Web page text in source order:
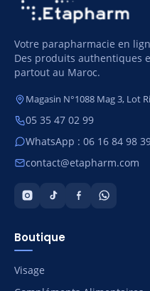
Votre parapharmacie en
Des produits authentiques
partout au Maroc.
Magasin N°1088 Mag 3, Lot
05 35 47 02 99
WhatsApp : 06 16 84 98
contact@etapharm.com
Boutique
Visage